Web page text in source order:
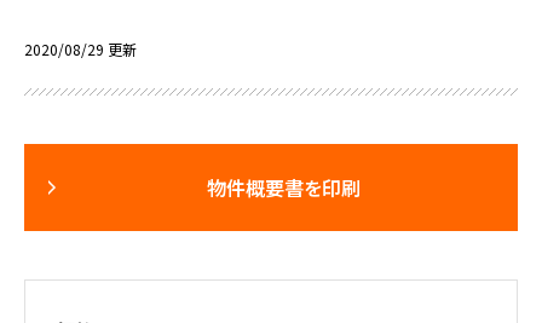
2020/08/29 更新
物件概要書を印刷